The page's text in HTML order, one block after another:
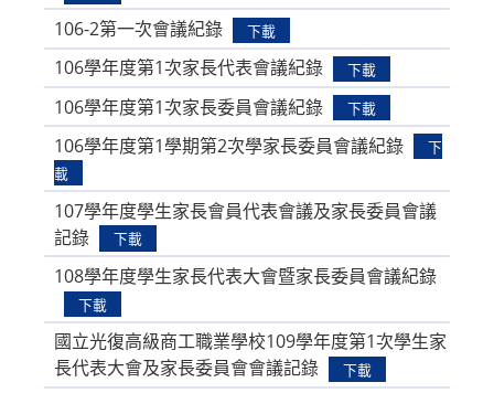
106-2第一次會議紀錄 下載
106學年度第1次家長代表會議紀錄 下載
106學年度第1次家長委員會議紀錄 下載
106學年度第1學期第2次學家長委員會議紀錄
下
載
107學年度學生家長會員代表會議及家長委員會議
記錄
下載
108學年度學生家長代表大會暨家長委員會議紀錄
下載
國立光復高級商工職業學校109學年度第1次學生家
長代表大會及家長委員會會議記錄
下載